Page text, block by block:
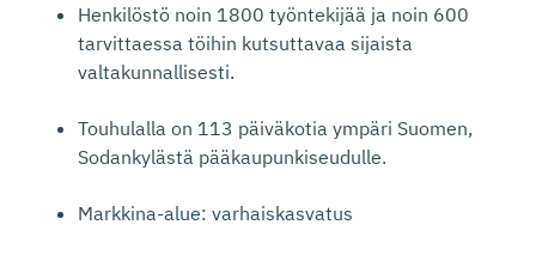
Henkilöstö noin 1800 työntekijää ja noin 600
tarvittaessa töihin kutsuttavaa sijaista
valtakunnallisesti.
Touhulalla on 113 päiväkotia ympäri Suomen,
Sodankylästä pääkaupunkiseudulle.
Markkina-alue: varhaiskasvatus